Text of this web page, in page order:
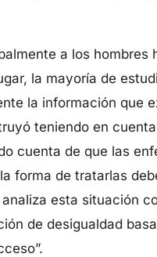
a los
la mayoría de
la información que
teniendo en
cuenta de que las
forma de tratarlas
analiza esta situación
de desigualdad